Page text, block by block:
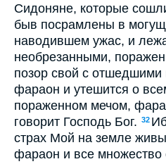
Сидоняне, которые
быв посрамлены в
наводившем ужас, и
необрезанными,
позор свой с отшедшими
фараон и утешится о
пораженном мечом,
говорит Господь Бог. 32
страх Мой на земле
фараон и все множество